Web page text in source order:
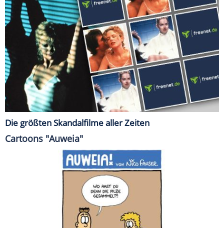
Die größten Skandalfilme aller Zeiten
Cartoons "Auweia"